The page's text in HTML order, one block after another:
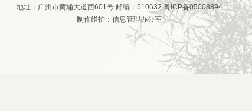
地址：广州市黄埔大道西601号 邮编：510632 粤ICP备05008894
制作维护：信息管理办公室